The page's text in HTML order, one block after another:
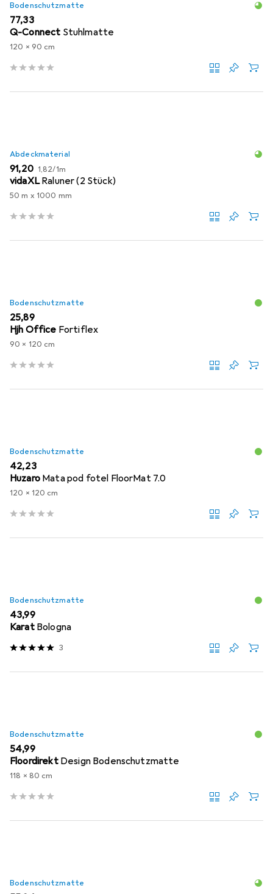
Bodenschutzmatte
EUR
77,33
Q-Connect Stuhlmatte
120 x 90 cm
Abdeckmaterial
EUR
91,20 EUR
1,82/1m
vidaXL Raluner (2 Stück)
50 m x 1000 mm
Bodenschutzmatte
EUR
25,89
Hjh Office Fortiflex
90 x 120 cm
Bodenschutzmatte
EUR
42,23
Huzaro Mata pod fotel FloorMat 7.0
120 x 120 cm
Bodenschutzmatte
EUR
43,99
Karat Bologna
3
Bodenschutzmatte
EUR
54,99
Floordirekt Design Bodenschutzmatte
118 x 80 cm
Bodenschutzmatte